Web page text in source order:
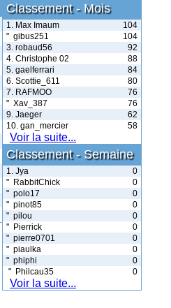
Classement - Mois
1. Max Imaum
104
" gibus251
104
3. robaud56
92
4. Christophe 02
88
5. gaelferrari
84
6. Scottie_611
80
7. RAFMOO
76
" Xav_387
76
9. Jaeger
62
10. gan_mercier
58
Voir la suite...
Classement - Semaine
1. Jya
0
" RabbitChick
0
" polo17
0
" pinot85
0
" pilou
0
" Pierrick
0
" pierre0701
0
" piaulka
0
" phiphi
0
" Philcau35
0
Voir la suite...